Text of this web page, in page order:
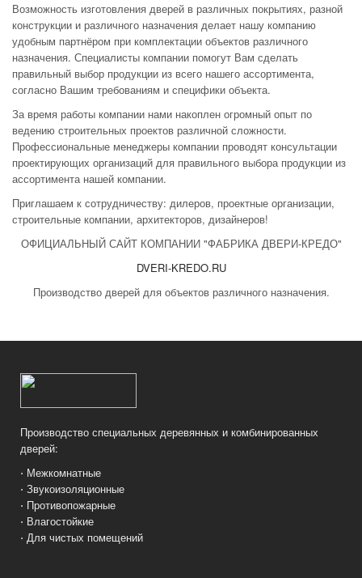
Возможность изготовления дверей в различных покрытиях, разной
конструкции и различного назначения делает нашу компанию
удобным партнёром при комплектации объектов различного
назначения. Специалисты компании помогут Вам сделать
правильный выбор продукции из всего нашего ассортимента,
согласно Вашим требованиям и специфики объекта.
За время работы компании нами накоплен огромный опыт по
ведению строительных проектов различной сложности.
Профессиональные менеджеры компании проводят консультации
проектирующих организаций для правильного выбора продукции из
ассортимента нашей компании.
Приглашаем к сотрудничеству: дилеров, проектные организации,
строительные компании, архитекторов, дизайнеров!
ОФИЦИАЛЬНЫЙ САЙТ КОМПАНИИ "ФАБРИКА ДВЕРИ-КРЕДО"
DVERI-KREDO.RU
Производство дверей для объектов различного назначения.
Производство специальных деревянных и комбинированных
дверей:
⋅ Межкомнатные
⋅ Звукоизоляционные
⋅ Противопожарные
⋅ Влагостойкие
⋅ Для чистых помещений